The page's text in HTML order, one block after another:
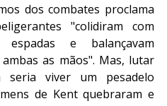
dos combates proclama
"colidiram com
espadas e balançavam
as mãos". Mas, lutar
viver um pesadelo
de Kent quebraram e